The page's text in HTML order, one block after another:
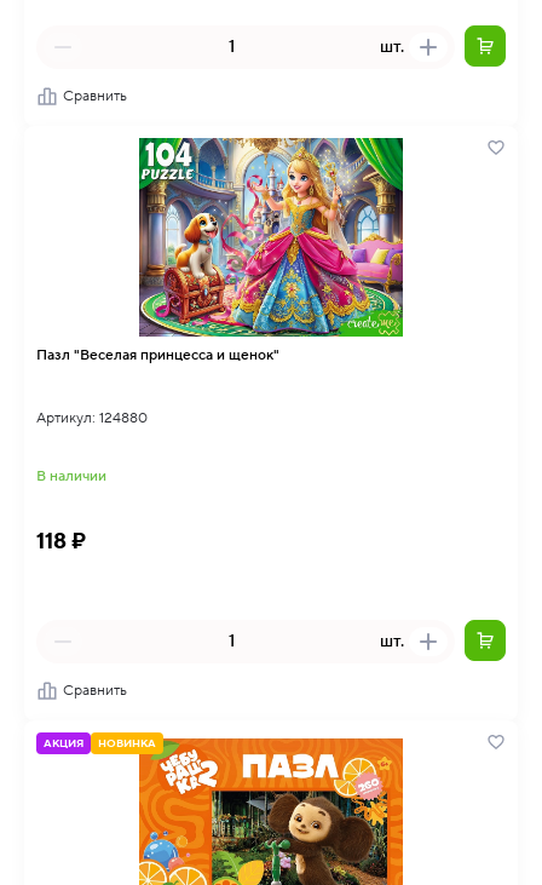
шт.
Сравнить
Пазл "Веселая принцесса и щенок"
Артикул: 124880
В наличии
118 ₽
шт.
Сравнить
АКЦИЯ НОВИНКА